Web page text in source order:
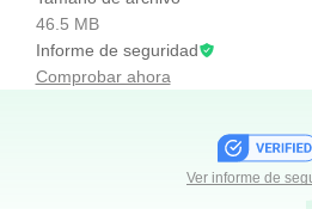
46.5 MB
Informe de seguridad
Comprobar ahora
Ver informe de